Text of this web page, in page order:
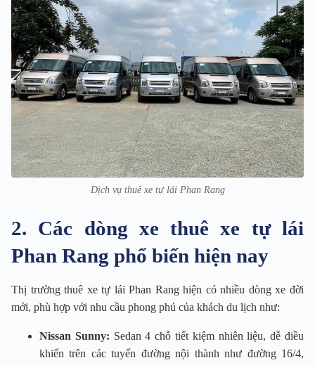
Dịch vụ thuê xe tự lái Phan Rang
2. Các dòng xe thuê xe tự lái
Phan Rang phổ biến hiện nay
Thị trường thuê xe tự lái Phan Rang hiện có nhiều dòng xe đời
mới, phù hợp với nhu cầu phong phú của khách du lịch như:
Nissan Sunny: Sedan 4 chỗ tiết kiệm nhiên liệu, dễ điều
khiển trên các tuyến đường nội thành như đường 16/4,